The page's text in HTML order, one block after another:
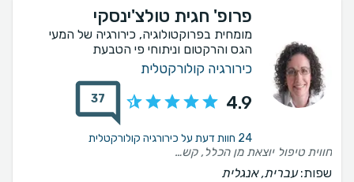
פרופ' חגית טולצ'ינסקי
מומחית בפרוקטולוגיה, כירורגיה של המעי
הגס והרקטום וניתוחי פי הטבעת
כירורגיה קולורקטלית
4.9
37
24 חוות דעת על כירורגיה קולורקטלית
חווית טיפול יוצאת מן הכלל, קשובה, מקצועית וסבלנית
שפות:עברית, אנגלית